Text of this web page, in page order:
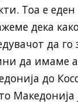
Тоа е
дека
да
да имаме
до
Македонија